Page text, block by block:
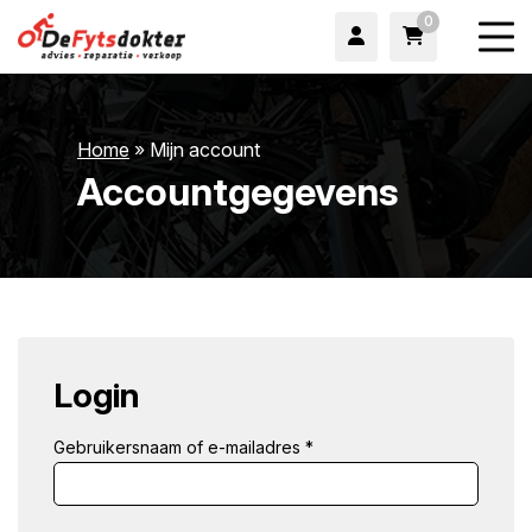
0
Home » Mijn account
Accountgegevens
Login
Gebruikersnaam of e-mailadres *